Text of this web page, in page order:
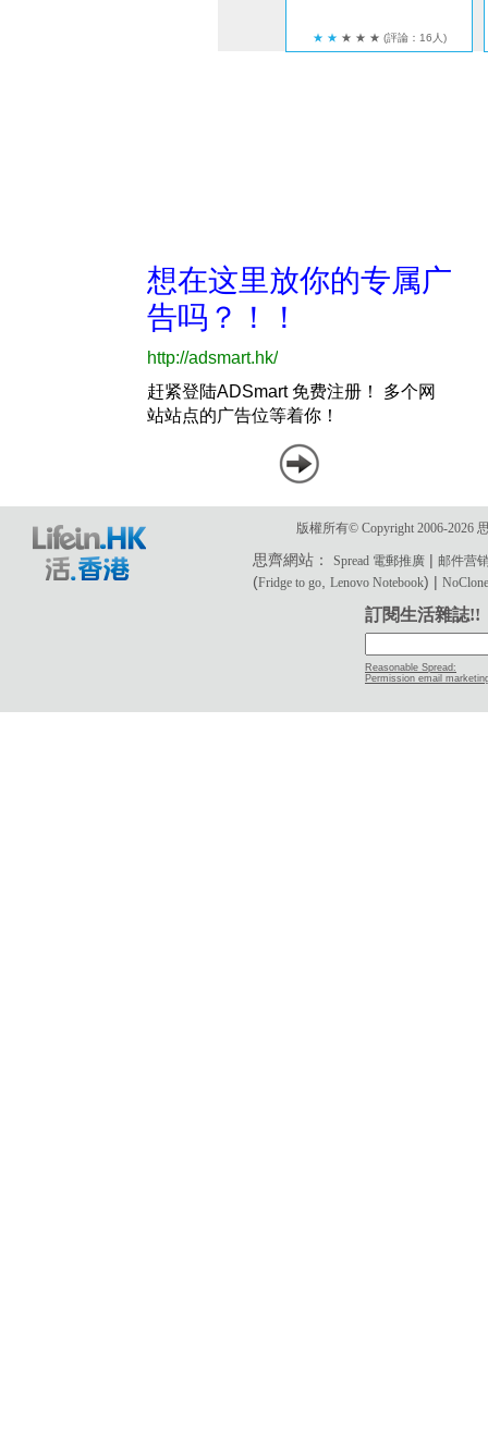
★ ★ ★ ★ ★ (評論：16人)
版權所有© Copyright 2006-2026
思齊網站：Spread 電郵推廣 |邮件营
(Fridge to go ,Lenovo Notebook) |